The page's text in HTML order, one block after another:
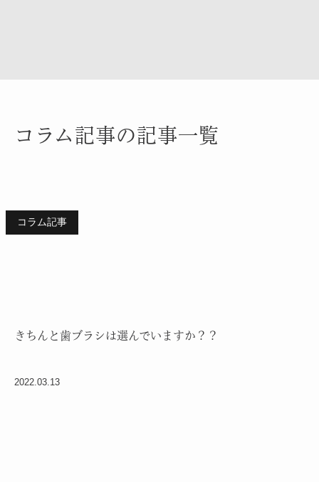
コラム記事の記事一覧
コラム記事
きちんと歯ブラシは選んでいますか？？
2022.03.13